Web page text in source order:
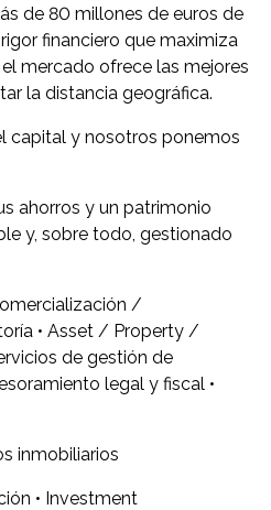
de 80 millones de euros de
financiero que maximiza
mercado ofrece las mejores
la distancia geográfica.
capital y nosotros ponemos
ahorros y un patrimonio
y, sobre todo, gestionado
/
• Asset / Property /
de gestión de
legal y fiscal •
inmobiliarios
• Investment